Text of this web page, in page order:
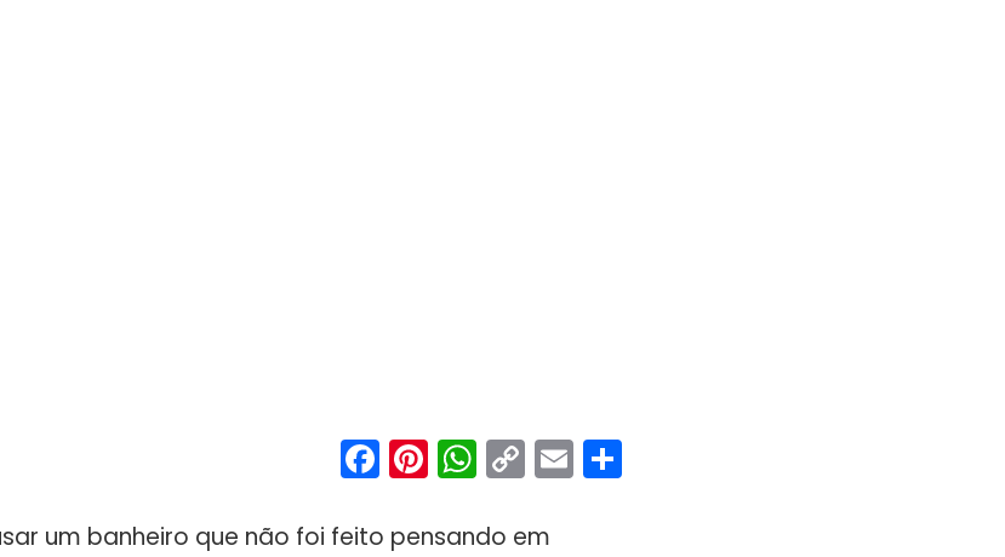
Facebook
Pinterest
WhatsApp
Copy
Link
Email
um banheiro que não foi feito pensando em